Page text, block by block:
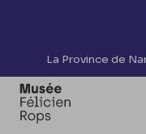
Accèder
La Province de